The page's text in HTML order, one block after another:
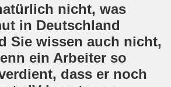
nicht, was
in Deutschland
Sie wissen auch nicht,
ein Arbeiter so
dass er noch
Wir müssen alles tun, um
am 14.03.2022 - stärken wir
- breiter Protest und breiter
28.02.2022 zum Tag des